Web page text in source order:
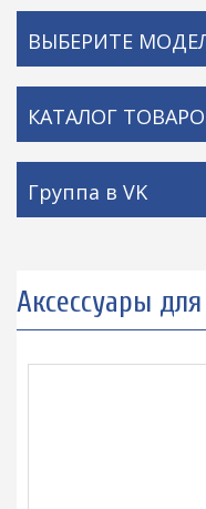
ВЫБЕРИТЕ
КАТАЛОГ
Группа в VK
Аксессуары